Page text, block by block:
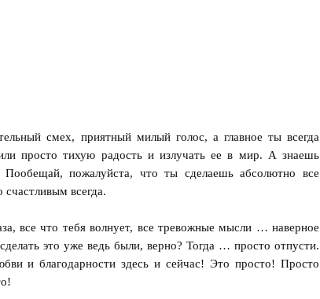
смех, приятный милый голос, а главное ты всегда
просто тихую радость и излучать ее в мир. А знаешь
пожалуйста, что ты сделаешь абсолютно все
всегда.
все что тебя волнует, все тревожные мысли … наверное
это уже ведь были, верно? Тогда … просто отпусти.
и благодарности здесь и сейчас! Это просто! Просто